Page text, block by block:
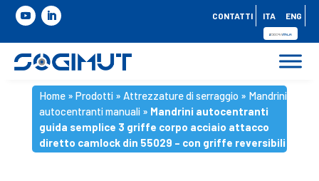
CONTATTI ITA ENG
Home» Prodotti» Attrezzature di serraggio » Mandrini
autocentranti manuali» Mandrini autocentranti
guida semplice 3 griffe corpo acciaio attacco
diretto camlock din 55029 – con griffe reversibili